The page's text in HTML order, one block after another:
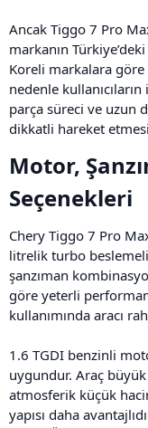
Ancak Tiggo 7 Pro
markanın
Koreli markalara
nedenle
parça süreci ve uzun
dikkatli hareket
Motor,
Seçenekleri​
Chery Tiggo 7 Pro
litrelik turbo
şanzıman
göre yeterli
kullanımında aracı
1.6 TGDI benzinli
uygundur. Araç
atmosferik küçük
yapısı daha